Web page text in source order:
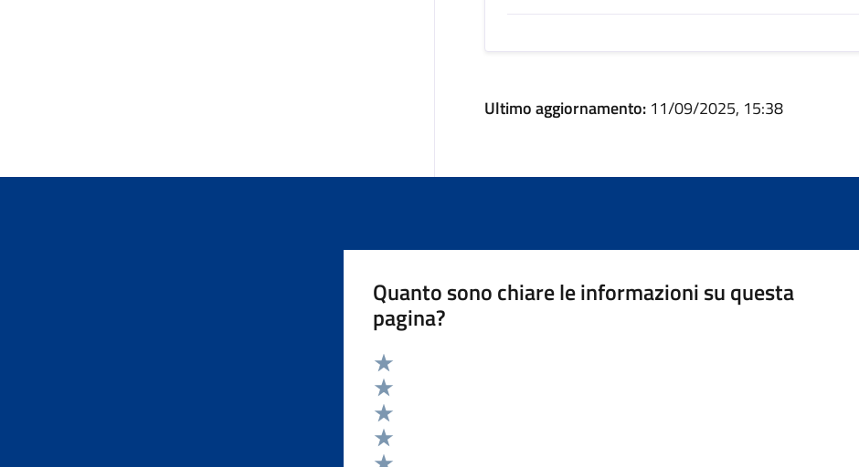
Ultimo aggiornamento: 11/09/2025, 15:38
Quanto sono chiare le informazioni su questa
pagina?
Valuta 5 stelle su 5
Valuta 4 stelle su 5
Valuta 3 stelle su 5
Valuta 2 stelle su 5